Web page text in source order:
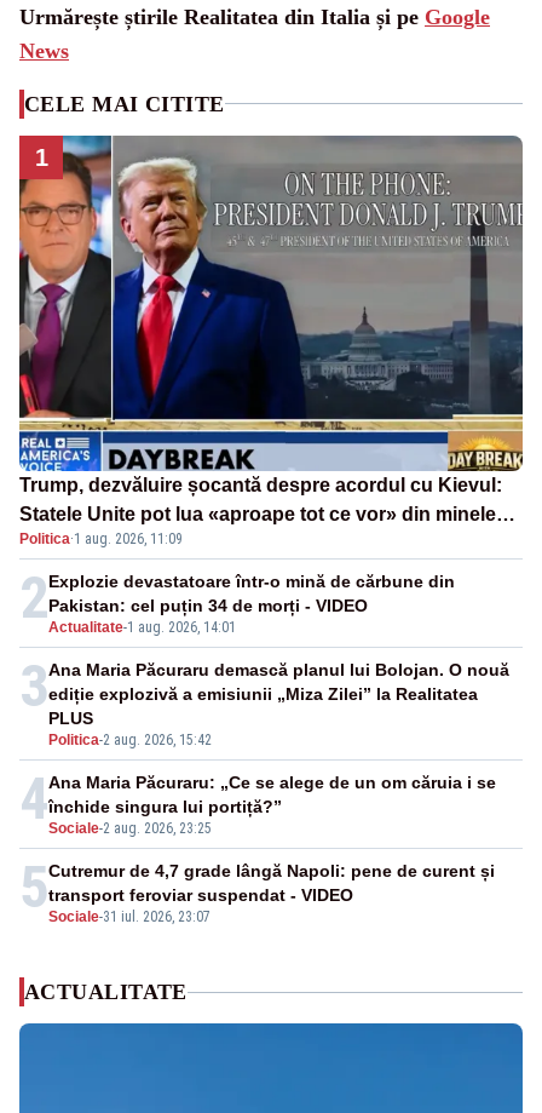
Urmărește știrile Realitatea din Italia și pe Google
News
CELE MAI CITITE
1
Trump, dezvăluire șocantă despre acordul cu Kievul:
Statele Unite pot lua «aproape tot ce vor» din minele
Ucrainei”
Politica·1 aug. 2026, 11:09
2Actualitate-1 aug. 2026, 14:01
Explozie devastatoare într-o mină de cărbune din
Pakistan: cel puțin 34 de morți - VIDEO
3
Politica-2 aug. 2026, 15:42
Ana Maria Păcuraru demască planul lui Bolojan. O nouă
ediție explozivă a emisiunii „Miza Zilei” la Realitatea
PLUS
4Sociale-2 aug. 2026, 23:25
Ana Maria Păcuraru: „Ce se alege de un om căruia i se
închide singura lui portiță?”
5Sociale-31 iul. 2026, 23:07
Cutremur de 4,7 grade lângă Napoli: pene de curent și
transport feroviar suspendat - VIDEO
ACTUALITATE